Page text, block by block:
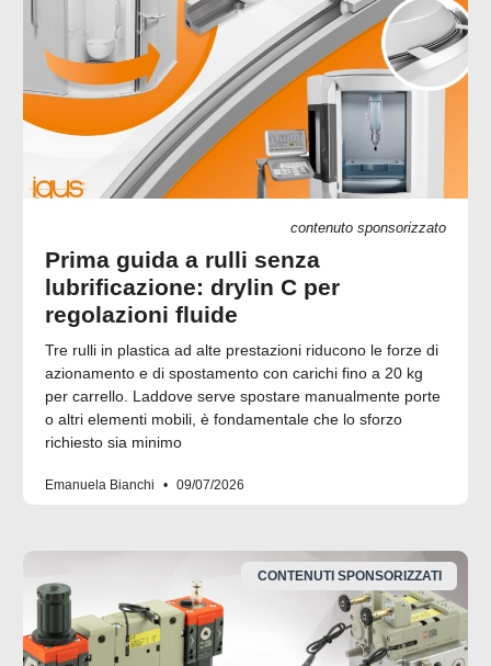
contenuto sponsorizzato
Prima guida a rulli senza
lubrificazione: drylin C per
regolazioni fluide
Tre rulli in plastica ad alte prestazioni riducono le forze di
azionamento e di spostamento con carichi fino a 20 kg
per carrello. Laddove serve spostare manualmente porte
o altri elementi mobili, è fondamentale che lo sforzo
richiesto sia minimo
Emanuela Bianchi 09/07/2026
CONTENUTI SPONSORIZZATI